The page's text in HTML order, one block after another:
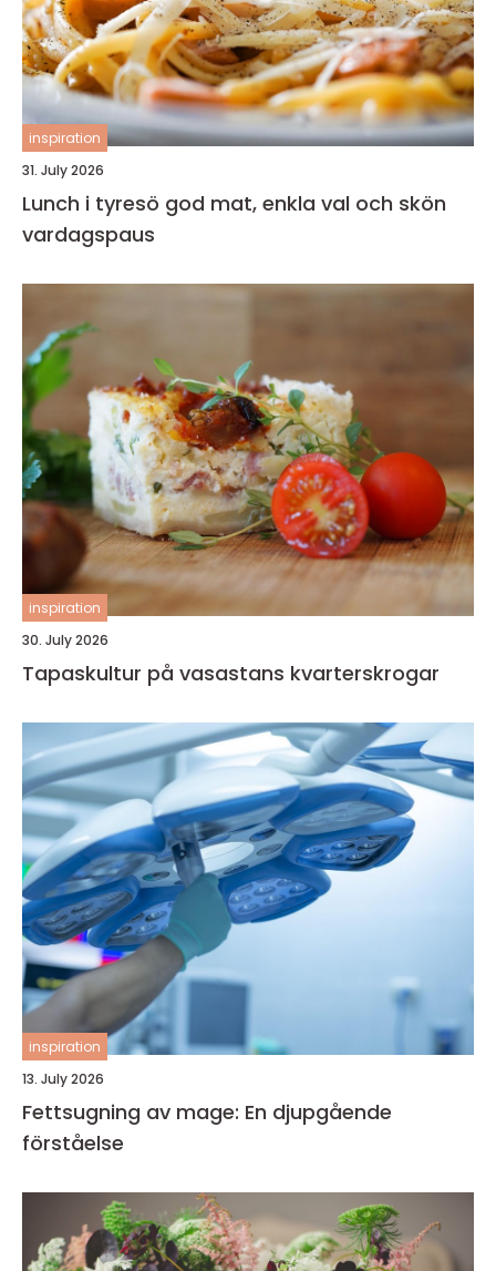
inspiration
31. July 2026
Lunch i tyresö god mat, enkla val och skön
vardagspaus
inspiration
30. July 2026
Tapaskultur på vasastans kvarterskrogar
inspiration
13. July 2026
Fettsugning av mage: En djupgående
förståelse